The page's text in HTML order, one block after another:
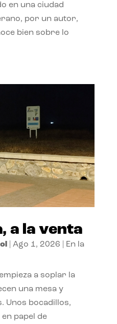
en una ciudad
por un autor,
bien sobre lo
a la venta
| Ago 1, 2026
En la
a soplar la
una mesa y
Unos bocadillos,
papel de